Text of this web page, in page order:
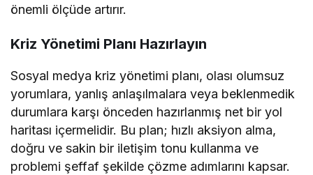
önemli ölçüde artırır.
Kriz Yönetimi Planı Hazırlayın
Sosyal medya kriz yönetimi planı, olası olumsuz
yorumlara, yanlış anlaşılmalara veya beklenmedik
durumlara karşı önceden hazırlanmış net bir yol
haritası içermelidir. Bu plan; hızlı aksiyon alma,
doğru ve sakin bir iletişim tonu kullanma ve
problemi şeffaf şekilde çözme adımlarını kapsar.